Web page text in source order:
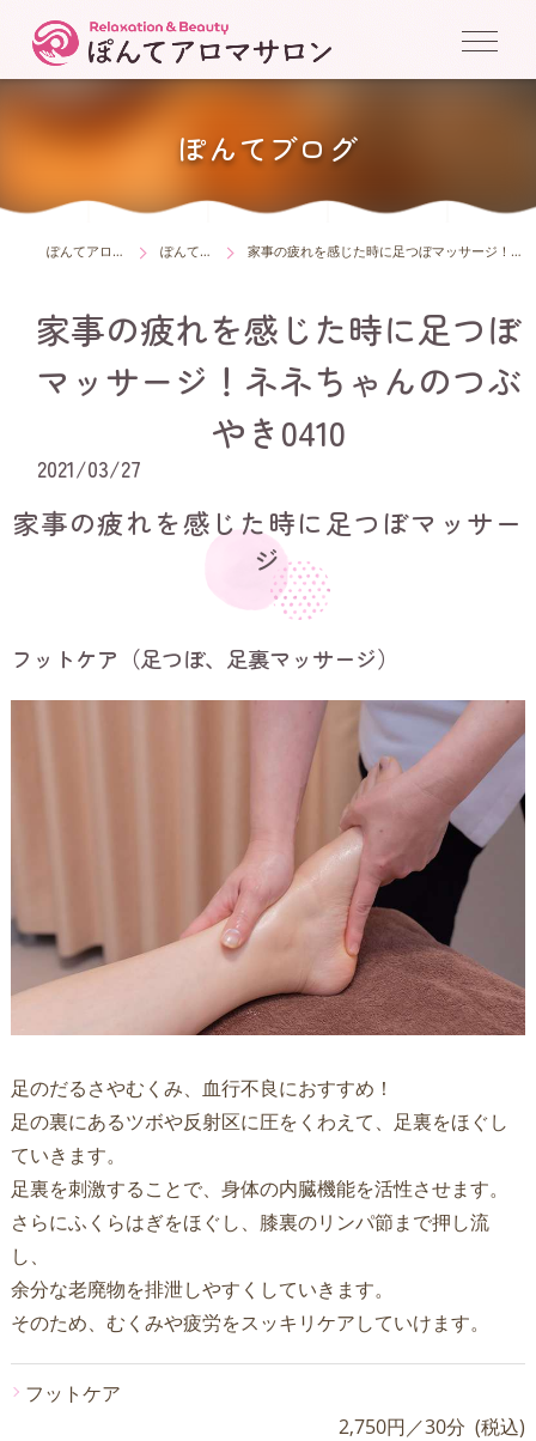
ぽんてブログ
ぽんてアロマサロン ぽんてブログ 家事の疲れを感じた時に足つぼマッサージ！ネネちゃんのつぶやき0410
家事の疲れを感じた時に足つぼ
マッサージ！ネネちゃんのつぶ
やき0410
2021/03/27
家事の疲れを感じた時に足つぼマッサー
ジ
フットケア（足つぼ、足裏マッサージ）
足のだるさやむくみ、血行不良におすすめ！
足の裏にあるツボや反射区に圧をくわえて、足裏をほぐし
ていきます。
足裏を刺激することで、身体の内臓機能を活性させます。
さらにふくらはぎをほぐし、膝裏のリンパ節まで押し流
し、
余分な老廃物を排泄しやすくしていきます。
そのため、むくみや疲労をスッキリケアしていけます。
フットケア
2,750円／30分 (税込)